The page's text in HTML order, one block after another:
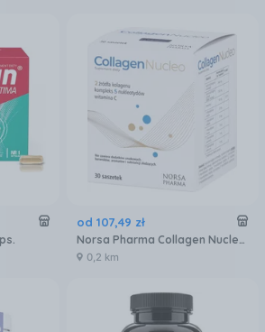
od 107,49 zł
Norsa Pharma Collagen Nucleo 30sasz.
0,2 km